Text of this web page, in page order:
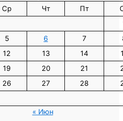
Ср Чт Пт
5 6 7
12 13 14
19 20 21
26 27 28
« Июн